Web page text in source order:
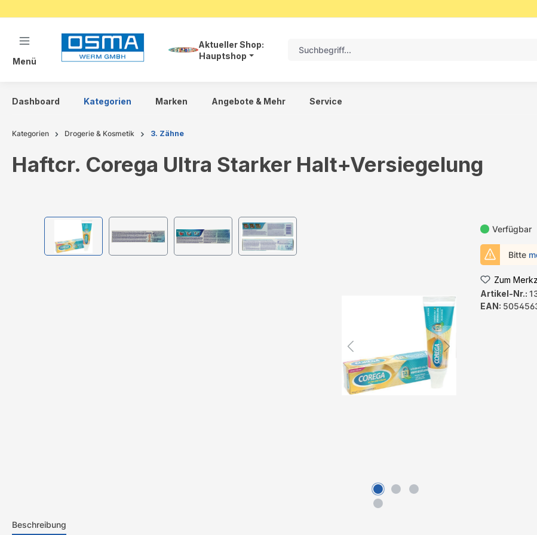
Menü
Aktueller Shop:
Hauptshop
Dashboard Kategorien Marken Angebote & Mehr Service
Kategorien Drogerie & Kosmetik 3. Zähne
Haftcr. Corega Ultra Starker Halt+Versiegelung
Bildergalerie überspringen
Verfügbar
Bitte
Zum
Artikel-Nr.:
EAN:
Beschreibung